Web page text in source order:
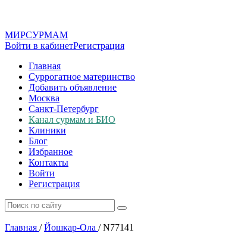
МИРСУРМАМ
Войти в кабинетРегистрация
Главная
Суррогатное материнство
Добавить объявление
Москва
Санкт-Петербург
Канал сурмам и БИО
Клиники
Блог
Избранное
Контакты
Войти
Регистрация
Главная / Йошкар-Ола /N77141